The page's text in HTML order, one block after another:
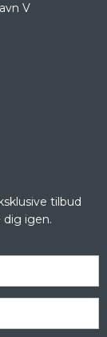
V
tilbud
dig igen.